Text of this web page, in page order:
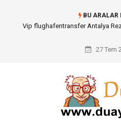
BU ARALAR
Osb Sandık ve Endüstriyel
27 Tem